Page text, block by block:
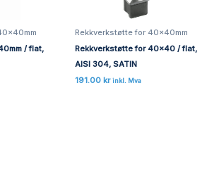
/ flat,
Rekkverkstøtte for 40x40mm
Rekkverkstøtte for 40×40 / flat,
AISI 304, SATIN
191.00 kr inkl. Mva